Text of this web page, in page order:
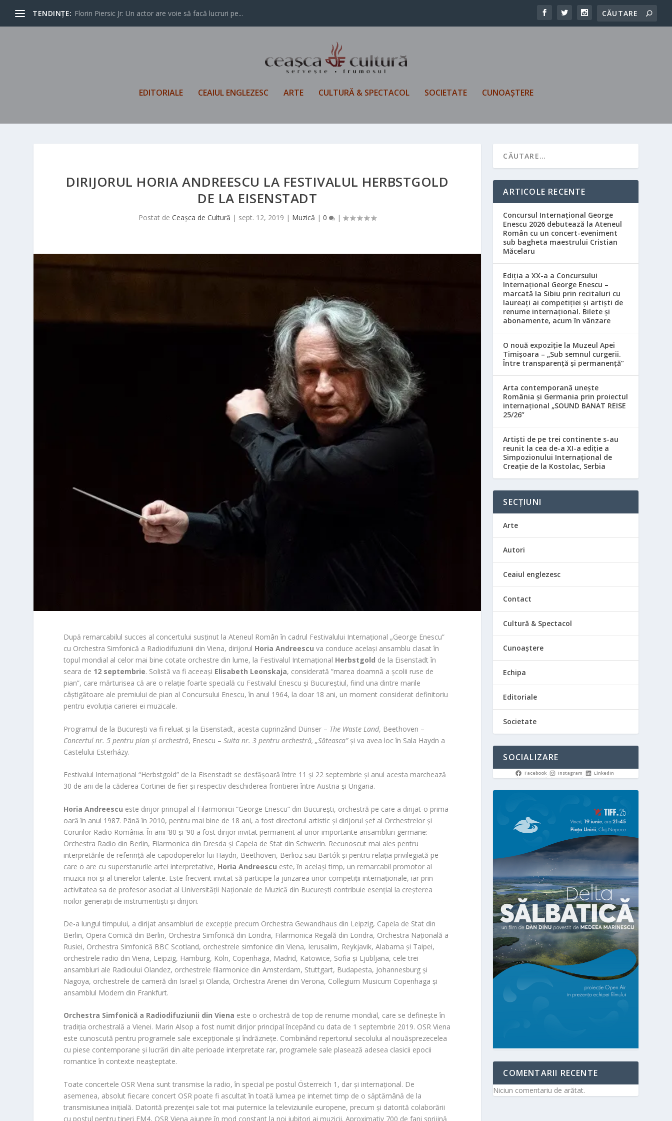
TENDINȚE: Florin Piersic Jr: Un actor are voie să facă lucruri pe...
EDITORIALE CEAIUL ENGLEZESC ARTE CULTURĂ & SPECTACOL SOCIETATE CUNOAȘTERE
DIRIJORUL HORIA ANDREESCU LA FESTIVALUL HERBSTGOLD
DE LA EISENSTADT
Postat deCeașca de Cultură | sept. 12, 2019 | Muzică |0 |
După remarcabilul succes al concertului susținut la Ateneul Român în cadrul Festivalului Internațional „George Enescu”
cu Orchestra Simfonică a Radiodifuziunii din Viena, dirijorul Horia Andreescu va conduce același ansamblu clasat în
topul mondial al celor mai bine cotate orchestre din lume, la Festivalul Internațional Herbstgold de la Eisenstadt în
seara de 12 septembrie. Solistă va fi aceeași Elisabeth Leonskaja, considerată ”marea doamnă a școlii ruse de
pian”, care mărturisea că are o relație foarte specială cu Festivalul Enescu și Bucureștiul, fiind una dintre marile
câștigătoare ale premiului de pian al Concursului Enescu, în anul 1964, la doar 18 ani, un moment considerat definitoriu
pentru evoluția carierei ei muzicale.
Programul de la București va fi reluat și la Eisenstadt, acesta cuprinzând Dünser – The Waste Land, Beethoven –
Concertul nr. 5 pentru pian și orchestră, Enescu –Suita nr. 3 pentru orchestră, „Săteasca”și va avea loc în Sala Haydn a
Castelului Esterházy.
Festivalul Internațional “Herbstgold” de la Eisenstadt se desfășoară între 11 și 22 septembrie și anul acesta marchează
30 de ani de la căderea Cortinei de fier și respectiv deschiderea frontierei între Austria și Ungaria.
Horia Andreescu este dirijor principal al Filarmonicii “George Enescu” din București, orchestră pe care a dirijat-o prima
oară în anul 1987. Până în 2010, pentru mai bine de 18 ani, a fost directorul artistic și dirijorul șef al Orchestrelor și
Corurilor Radio România. În anii ‘80 și ‘90 a fost dirijor invitat permanent al unor importante ansambluri germane:
Orchestra Radio din Berlin, Filarmonica din Dresda și Capela de Stat din Schwerin. Recunoscut mai ales pentru
interpretările de referință ale capodoperelor lui Haydn, Beethoven, Berlioz sau Bartók și pentru relația privilegiată pe
care o are cu superstarurile artei interpretative, Horia Andreescu este, în același timp, un remarcabil promotor al
muzicii noi și al tinerelor talente. Este frecvent invitat să participe la jurizarea unor competiții internaționale, iar prin
activitatea sa de profesor asociat al Universității Naționale de Muzică din București contribuie esențial la creșterea
noilor generații de instrumentiști și dirijori.
De-a lungul timpului, a dirijat ansambluri de excepție precum Orchestra Gewandhaus din Leipzig, Capela de Stat din
Berlin, Opera Comică din Berlin, Orchestra Simfonică din Londra, Filarmonica Regală din Londra, Orchestra Națională a
Rusiei, Orchestra Simfonică BBC Scotland, orchestrele simfonice din Viena, Ierusalim, Reykjavik, Alabama și Taipei,
orchestrele radio din Viena, Leipzig, Hamburg, Köln, Copenhaga, Madrid, Katowice, Sofia și Ljubljana, cele trei
ansambluri ale Radioului Olandez, orchestrele filarmonice din Amsterdam, Stuttgart, Budapesta, Johannesburg și
Nagoya, orchestrele de cameră din Israel și Olanda, Orchestra Arenei din Verona, Collegium Musicum Copenhaga și
ansamblul Modern din Frankfurt.
Orchestra Simfonică a Radiodifuziunii din Viena este o orchestră de top de renume mondial, care se definește în
tradiția orchestrală a Vienei. Marin Alsop a fost numit dirijor principal începând cu data de 1 septembrie 2019. OSR Viena
este cunoscută pentru programele sale excepționale și îndrăznețe. Combinând repertoriul secolului al nouăsprezecelea
cu piese contemporane și lucrări din alte perioade interpretate rar, programele sale plasează adesea clasicii epocii
romantice în contexte neașteptate.
Toate concertele OSR Viena sunt transmise la radio, în special pe postul Österreich 1, dar și internațional. De
asemenea, absolut fiecare concert OSR poate fi ascultat în toată lumea pe internet timp de o săptămână de la
transmisiunea inițială. Datorită prezenței sale tot mai puternice la televiziunile europene, precum și datorită colaborării
cu postul pentru tineri FM4, OSR Viena ajunge în mod constant la noi iubitori ai muzicii. Aproximativ 700 de fani sprijină
ARTICOLE RECENTE
Concursul Internațional George
Enescu 2026 debutează la Ateneul
Român cu un concert-eveniment
sub bagheta maestrului Cristian
Măcelaru
Ediția a XX-a a Concursului
Internațional George Enescu –
marcată la Sibiu prin recitaluri cu
laureați ai competiției și artiști de
renume internațional. Bilete și
abonamente, acum în vânzare
O nouă expoziție la Muzeul Apei
Timișoara – „Sub semnul curgerii.
Între transparență și permanență”
Arta contemporană unește
România și Germania prin proiectul
internațional „SOUND BANAT REISE
25/26”
Artiști de pe trei continente s-au
reunit la cea de-a XI-a ediție a
Simpozionului Internațional de
Creație de la Kostolac, Serbia
SECȚIUNI
Arte
Autori
Ceaiul englezesc
Contact
Cultură & Spectacol
Cunoaștere
Echipa
Editoriale
Societate
SOCIALIZARE
Facebook Instagram LinkedIn
COMENTARII RECENTE
Niciun comentariu de arătat.